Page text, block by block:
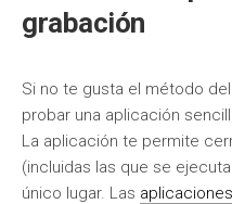
grabación
Si no te gusta el método
probar una aplicación
La aplicación te permite
(incluidas las que se
único lugar. Las